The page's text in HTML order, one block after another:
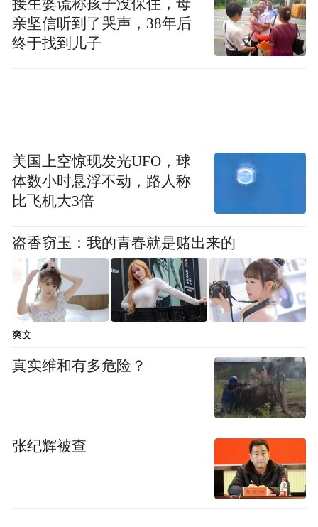
接生婆谎称孩子没保住，母
亲坚信听到了哭声，38年后
终于找到儿子
美国上空惊现发光UFO，球
体数小时悬浮不动，路人称
比飞机大3倍
盗香窃玉：我的青春就是赌出来的
爽文
真实维和有多危险？
张纪辉被查